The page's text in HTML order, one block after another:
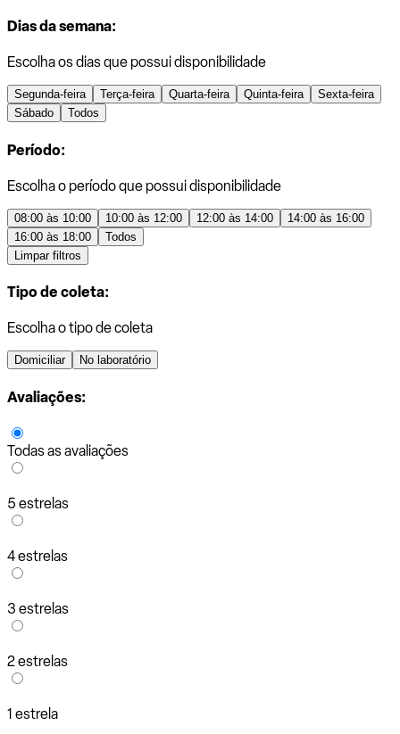
Dias da semana:
Escolha os dias que possui disponibilidade
Segunda-feira Terça-feira Quarta-feira Quinta-feira
Sexta-feira
Sábado
Todos
Período:
Escolha o período que possui disponibilidade
08:00 às 10:00 10:00 às 12:00 12:00 às 14:00
14:00 às 16:00
16:00 às 18:00
Todos
Limpar filtros
Tipo de coleta:
Escolha o tipo de coleta
Domiciliar No laboratório
Avaliações:
Todas as avaliações
5 estrelas
4 estrelas
3 estrelas
2 estrelas
1 estrela